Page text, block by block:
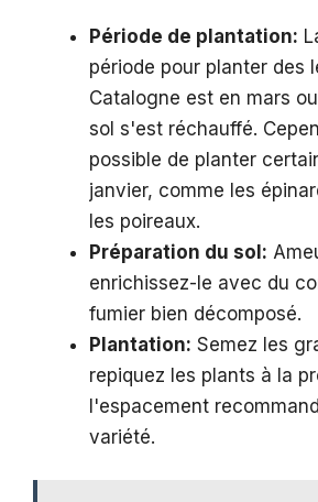
Période de plantation:
période pour planter des
Catalogne est en mars
sol s'est réchauffé.
possible de planter
janvier, comme les
les poireaux.
Préparation du sol:
enrichissez-le avec du
fumier bien décomposé.
Plantation: Semez les
repiquez les plants à la
l'espacement
variété.